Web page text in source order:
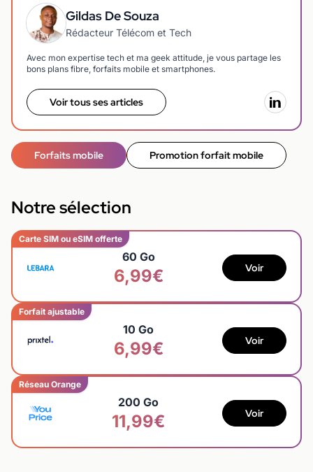
Gildas De Souza
Rédacteur Télécom et Tech
Avec mon expertise tech et ma geek attitude, je vous partage les
bons plans fibre, forfaits mobile et smartphones.
Voir tous ses articles
Forfaits mobile Promotion forfait mobile
Notre sélection
Carte SIM ou eSIM offerte
60 Go
6,99€ Voir
Forfait ajustable
10 Go
6,99€ Voir
Réseau Orange
200 Go
11,99€ Voir